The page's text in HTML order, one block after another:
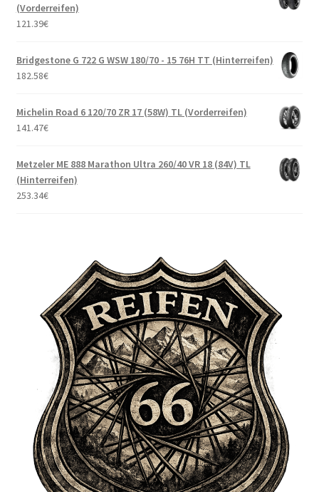
(Vorderreifen)
121.39€
Bridgestone G 722 G WSW 180/70 - 15 76H TT (Hinterreifen)
182.58€
Michelin Road 6 120/70 ZR 17 (58W) TL (Vorderreifen)
141.47€
Metzeler ME 888 Marathon Ultra 260/40 VR 18 (84V) TL
(Hinterreifen)
253.34€